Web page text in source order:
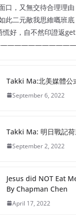
口，又無交待合理理
此二元敵我思維嘅班
好，自不然印證返
Takki Ma:北美媒體公
September 6, 2022
Takki Ma: 明日戰記
September 2, 2022
Jesus did NOT Eat
By Chapman Chen
April 17, 2022